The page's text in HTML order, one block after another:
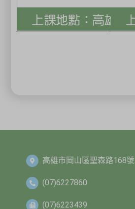
高雄市岡山區聖森路168號
(07)6227860
(07)6223439